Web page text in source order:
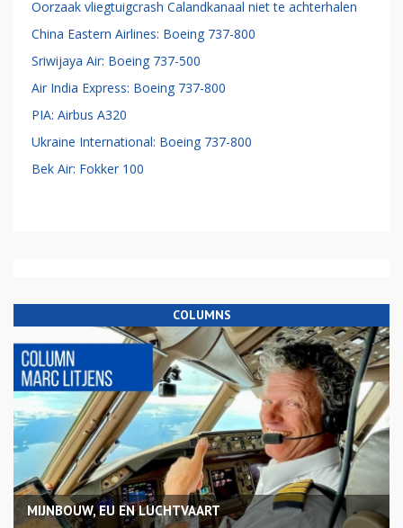
Oorzaak vliegtuigcrash Calandkanaal niet te achterhalen
China Eastern Airlines: Boeing 737-800
Sriwijaya Air: Boeing 737-500
Air India Express: Boeing 737-800
PIA: Airbus A320
Ukraine International: Boeing 737-800
Bek Air: Fokker 100
COLUMNS
MIJNBOUW, EU EN LUCHTVAART